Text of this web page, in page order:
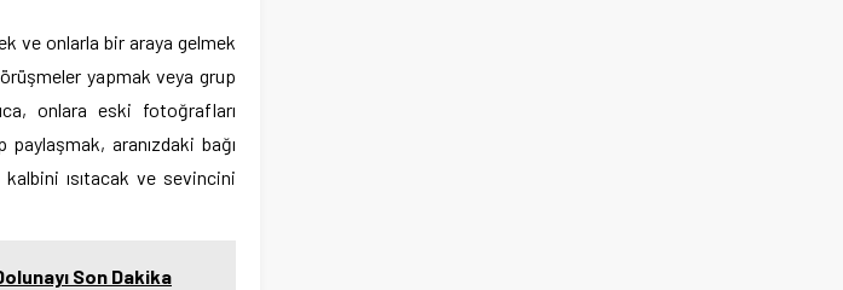
ve onlarla bir araya gelmek
yapmak veya grup
onlara eski fotoğrafları
aranızdaki bağı
ısıtacak ve sevincini
Son Dakika